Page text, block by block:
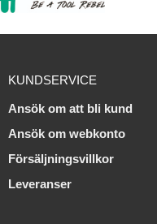
KUNDSERVICE
Ansök om att bli kund
Ansök om webkonto
Försäljningsvillkor
Leveranser